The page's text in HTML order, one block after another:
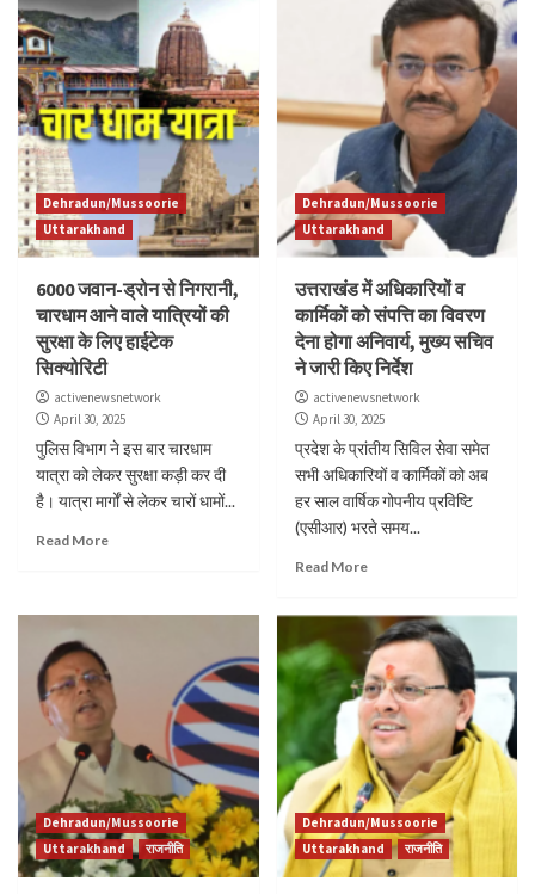
Dehradun/Mussoorie
Uttarakhand
6000 जवान-ड्रोन से निगरानी,
चारधाम आने वाले यात्रियों की
सुरक्षा के लिए हाईटेक
सिक्योरिटी
activenewsnetwork
April 30, 2025
पुलिस विभाग ने इस बार चारधाम
यात्रा को लेकर सुरक्षा कड़ी कर दी
है। यात्रा मार्गों से लेकर चारों धामों...
Read More
Dehradun/Mussoorie
Uttarakhand
उत्तराखंड में अधिकारियों व
कार्मिकों को संपत्ति का विवरण
देना होगा अनिवार्य, मुख्य सचिव
ने जारी किए निर्देश
activenewsnetwork
April 30, 2025
प्रदेश के प्रांतीय सिविल सेवा समेत
सभी अधिकारियों व कार्मिकों को अब
हर साल वार्षिक गोपनीय प्रविष्टि
(एसीआर) भरते समय...
Read More
Dehradun/Mussoorie
Uttarakhand
राजनीति
Dehradun/Mussoorie
Uttarakhand
राजनीति